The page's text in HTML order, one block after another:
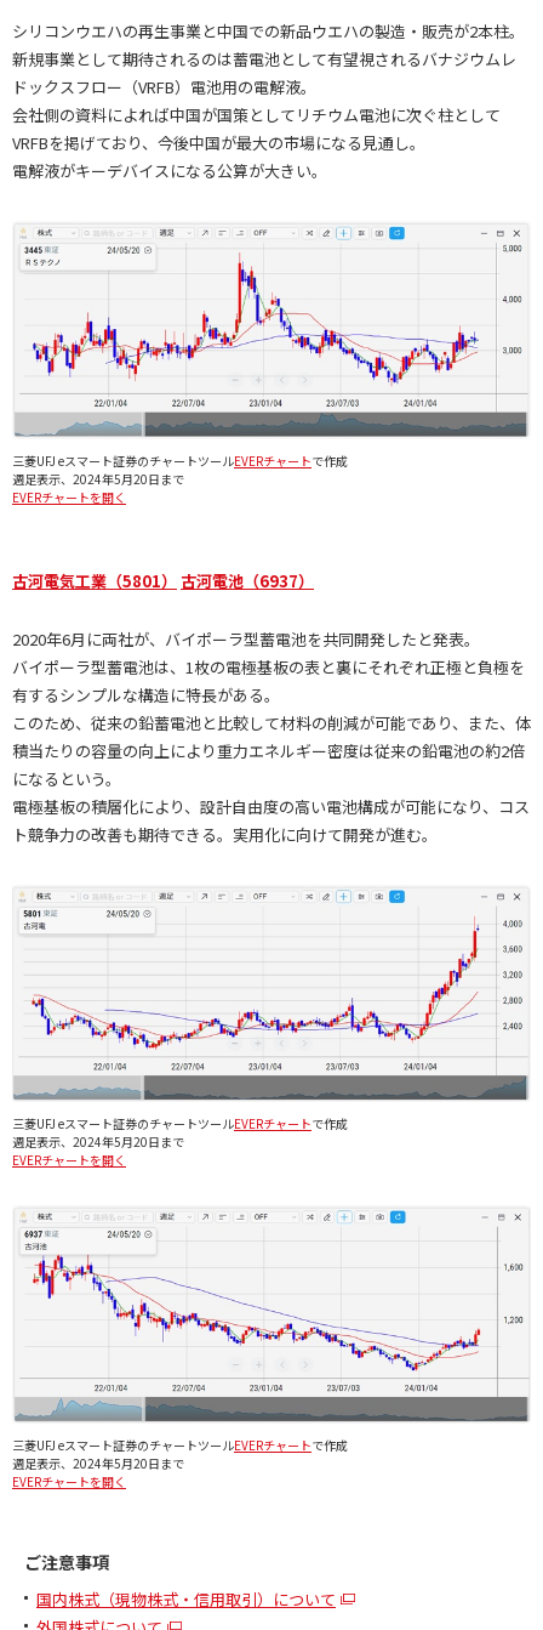
シリコンウエハの再生事業と中国での新品ウエハの製造・販売が2本柱。
新規事業として期待されるのは蓄電池として有望視されるバナジウムレ
ドックスフロー（VRFB）電池用の電解液。
会社側の資料によれば中国が国策としてリチウム電池に次ぐ柱として
VRFBを掲げており、今後中国が最大の市場になる見通し。
電解液がキーデバイスになる公算が大きい。
三菱UFJ eスマート証券のチャートツールEVERチャートで作成
週足表示、2024年5月20日まで
EVERチャートを開く
古河電気工業（5801） 古河電池（6937）
2020年6月に両社が、バイポーラ型蓄電池を共同開発したと発表。
バイポーラ型蓄電池は、1枚の電極基板の表と裏にそれぞれ正極と負極を
有するシンプルな構造に特長がある。
このため、従来の鉛蓄電池と比較して材料の削減が可能であり、また、体
積当たりの容量の向上により重力エネルギー密度は従来の鉛電池の約2倍
になるという。
電極基板の積層化により、設計自由度の高い電池構成が可能になり、コス
ト競争力の改善も期待できる。実用化に向けて開発が進む。
三菱UFJ eスマート証券のチャートツールEVERチャートで作成
週足表示、2024年5月20日まで
EVERチャートを開く
三菱UFJ eスマート証券のチャートツールEVERチャートで作成
週足表示、2024年5月20日まで
EVERチャートを開く
ご注意事項
国内株式（現物株式・信用取引）について